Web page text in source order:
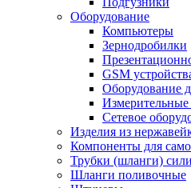
Оборудование
Компьютеры
Зернодробилки
GSM
Оборудование
Сетевое
Изделия из
Компоненты для
Трубки (шланги)
Шланги поливочные